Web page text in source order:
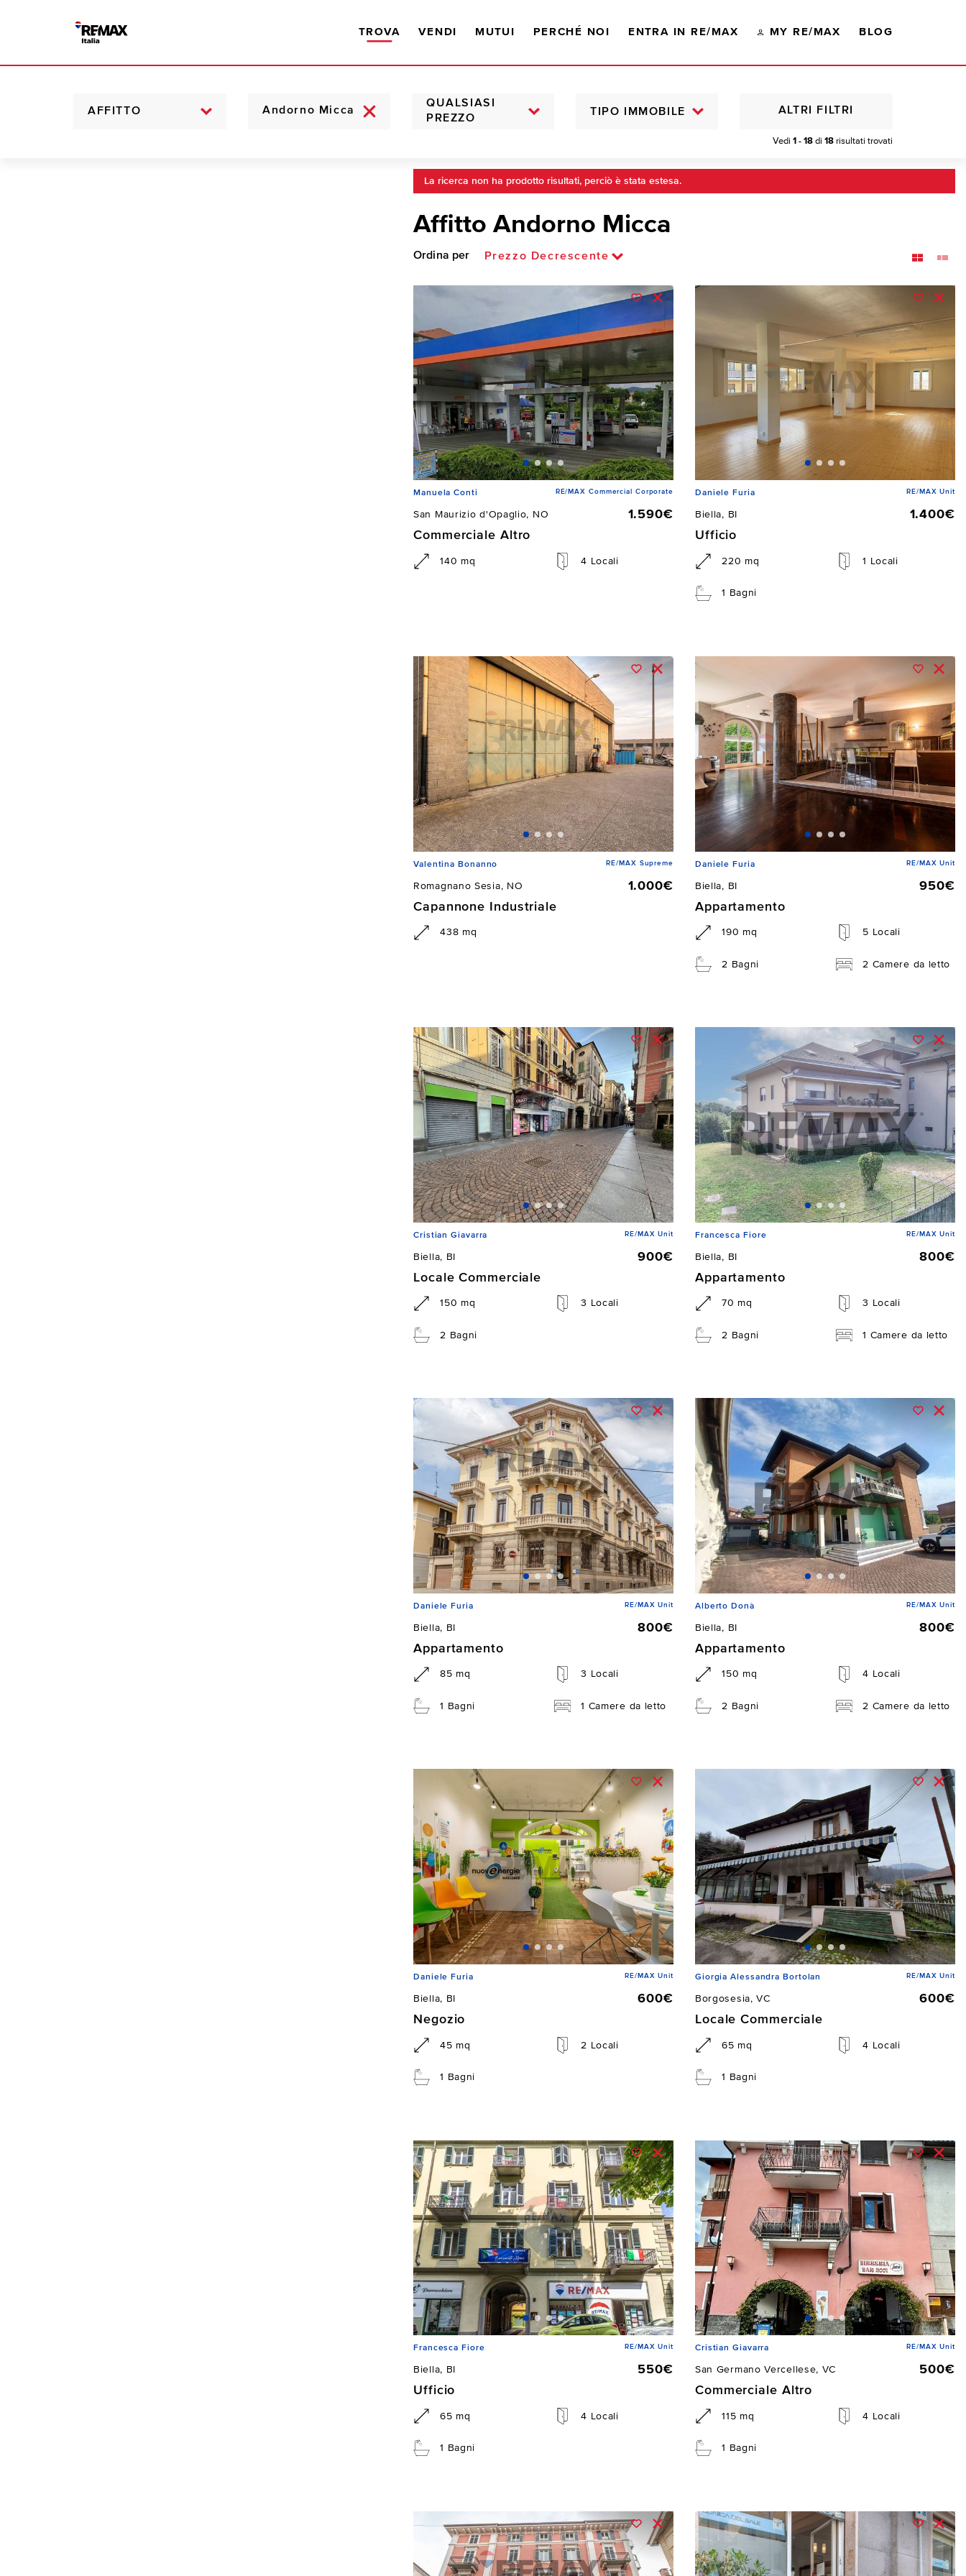
TROVA VENDI MUTUI PERCHÉ NOI ENTRA IN RE/MAX MY RE/MAX BLOG
AFFITTO
QUALSIASI
PREZZO
TIPO IMMOBILE
Vedi 1 - 18 di 18 risultati trovati
ALTRI FILTRI
La ricerca non ha prodotto risultati, perciò è stata estesa.
Affitto Andorno Micca
Ordina per Prezzo Decrescente
Manuela Conti RE/MAX Commercial Corporate
San Maurizio d'Opaglio, NO
1.590€
Commerciale Altro
140 mq 4 Locali
Daniele Furia RE/MAX Unit
Biella, BI
1.400€
Ufficio
220 mq 1 Locali
1 Bagni
Valentina Bonanno RE/MAX Supreme
Romagnano Sesia, NO
1.000€
Capannone Industriale
438 mq
Daniele Furia RE/MAX Unit
Biella, BI
950€
Appartamento
190 mq 5 Locali
2 Bagni 2 Camere da letto
Cristian Giavarra RE/MAX Unit
Biella, BI
900€
Locale Commerciale
150 mq 3 Locali
2 Bagni
Francesca Fiore RE/MAX Unit
Biella, BI
800€
Appartamento
70 mq 3 Locali
2 Bagni 1 Camere da letto
Daniele Furia RE/MAX Unit
Biella, BI
800€
Appartamento
85 mq 3 Locali
1 Bagni 1 Camere da letto
Alberto Donà RE/MAX Unit
Biella, BI
800€
Appartamento
150 mq 4 Locali
2 Bagni 2 Camere da letto
Daniele Furia RE/MAX Unit
Biella, BI
600€
Negozio
45 mq 2 Locali
1 Bagni
Giorgia Alessandra Bortolan RE/MAX Unit
Borgosesia, VC
600€
Locale Commerciale
65 mq 4 Locali
1 Bagni
Francesca Fiore RE/MAX Unit
Biella, BI
550€
Ufficio
65 mq 4 Locali
1 Bagni
Cristian Giavarra RE/MAX Unit
San Germano Vercellese, VC
500€
Commerciale Altro
115 mq 4 Locali
1 Bagni